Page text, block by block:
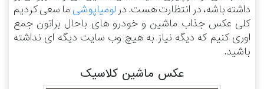
داشته باشه، در انتظارت هست.در لومیاپوشی ما سعی کردیم
کلی عکس جذاب ماشین و خودرو های باحال براتون جمع
اوری کنیم که دیگه نیاز به هیچ وب سایت دیگه ای نداشته
باشید.
عکس ماشین کلاسیک